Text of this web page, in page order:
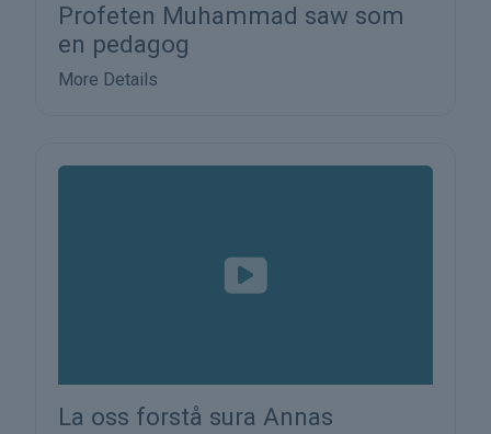
Profeten Muhammad saw som
en pedagog
More Details
La oss forstå sura Annas